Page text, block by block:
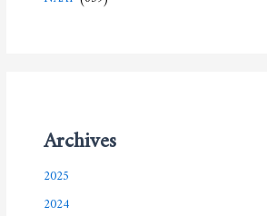
Archives
2025
2024